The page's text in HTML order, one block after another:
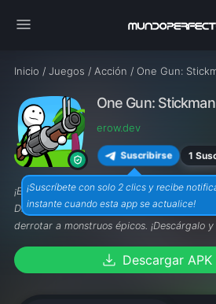
menu
Inicio / Juegos / Acción / One Gun:
One Gun:
erow.dev
Suscribirse 1
¡Suscríbete con solo 2 clics y recibe
instante cuando esta app se actualice!
¡Enfrenta oleadas de enemigos enOne
Disfruta de monedas ilimitadas y mejora
derrotar a monstruos épicos. ¡Descárgalo
download Descargar